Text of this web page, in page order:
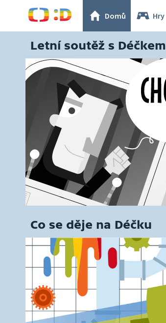
Domů Hry
Letní soutěž s Déčkem
Co se děje na Déčku